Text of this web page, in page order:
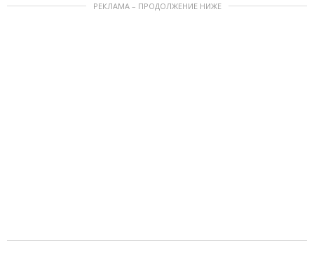
РЕКЛАМА – ПРОДОЛЖЕНИЕ НИЖЕ